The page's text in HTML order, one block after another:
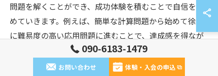
問題を解くことができ、成功体験を積むことで自信を深
めていきます。例えば、簡単な計算問題から始めて徐々
に難易度の高い応用問題に進むことで、達成感を得なが
ら学ぶことができます。これにより、数学に対する苦手
意識を克服し、自ら進んで新しい問題に取り組む積極性
090-6183-1479
お問い合わせ 体験・入会の申込